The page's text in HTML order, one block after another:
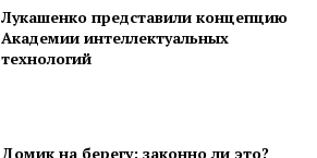
Лукашенко представили концепцию
Академии интеллектуальных
технологий
Домик на берегу: законно ли это?